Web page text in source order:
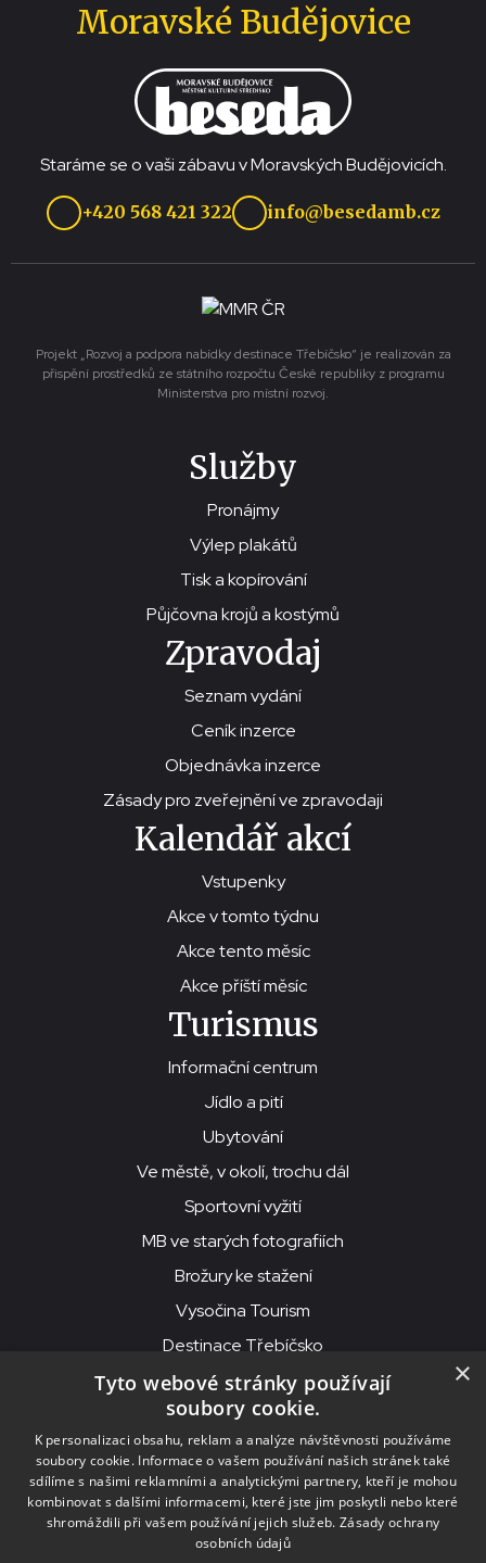
Moravské Budějovice
Staráme se o vaši zábavu v Moravských Budějovicích.
+420 568 421 322 info@besedamb.cz
Projekt „Rozvoj a podpora nabídky destinace Třebíčsko“ je realizován za
přispění prostředků ze státního rozpočtu České republiky z programu
Ministerstva pro místní rozvoj.
Služby
Pronájmy
Výlep plakátů
Tisk a kopírování
Půjčovna krojů a kostýmů
Zpravodaj
Seznam vydání
Ceník inzerce
Objednávka inzerce
Zásady pro zveřejnění ve zpravodaji
Kalendář akcí
Vstupenky
Akce v tomto týdnu
Akce tento měsíc
Akce příští měsíc
Turismus
Informační centrum
Jídlo a pití
Ubytování
Ve městě, v okolí, trochu dál
Sportovní vyžití
MB ve starých fotografiích
Brožury ke stažení
Vysočina Tourism
Destinace Třebíčsko
© 2026MKS Beseda Mor. Budějovice
MKS Beseda, příspěvková organizace, Purcnerova 62, 676 02
Moravské Budějovice
IČO: 00091758, DIČ: CZ00091758, ID datové schránky: chjn2kd
×
Tyto webové stránky používají
soubory cookie.
K personalizaci obsahu, reklam a analýze návštěvnosti používáme
soubory cookie. Informace o vašem používání našich stránek také
sdílíme s našimi reklamními a analytickými partnery, kteří je mohou
kombinovat s dalšími informacemi, které jste jim poskytli nebo které
shromáždili při vašem používání jejich služeb. Zásady ochrany
osobních údajů